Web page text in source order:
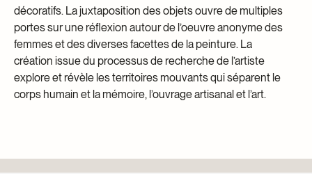
décoratifs. La juxtaposition des objets ouvre de multiples
portes sur une réflexion autour de l’oeuvre anonyme des
femmes et des diverses facettes de la peinture. La
création issue du processus de recherche de l’artiste
explore et révèle les territoires mouvants qui séparent le
corps humain et la mémoire, l’ouvrage artisanal et l’art.